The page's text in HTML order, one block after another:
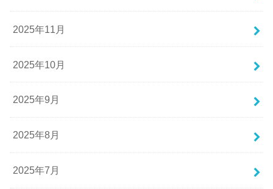
2025年11月
2025年10月
2025年9月
2025年8月
2025年7月